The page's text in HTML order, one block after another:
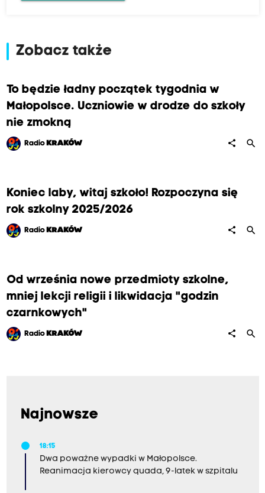
Zobacz także
To będzie ładny początek tygodnia w
Małopolsce. Uczniowie w drodze do szkoły
nie zmokną
Radio KRAKÓW share search
Koniec laby, witaj szkoło! Rozpoczyna się
rok szkolny 2025/2026
Radio KRAKÓW share search
Od września nowe przedmioty szkolne,
mniej lekcji religii i likwidacja "godzin
czarnkowych"
Radio KRAKÓW share search
Najnowsze
18:15
Dwa poważne wypadki w Małopolsce.
Reanimacja kierowcy quada, 9-latek w szpitalu